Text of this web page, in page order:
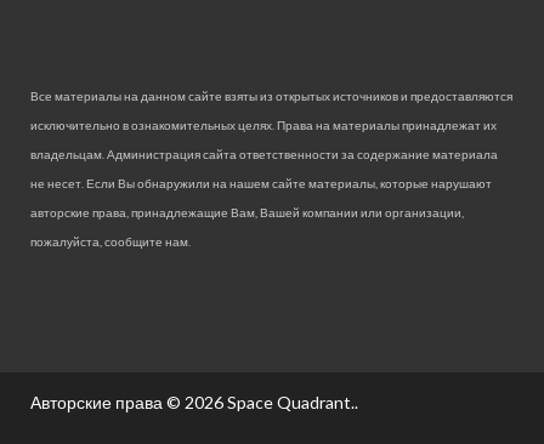
Все материалы на данном сайте взяты из открытых источников и предоставляются
исключительно в ознакомительных целях. Права на материалы принадлежат их
владельцам. Администрация сайта ответственности за содержание материала
не несет. Если Вы обнаружили на нашем сайте материалы, которые нарушают
авторские права, принадлежащие Вам, Вашей компании или организации,
пожалуйста, сообщите нам.
Авторские права © 2026Space Quadrant..